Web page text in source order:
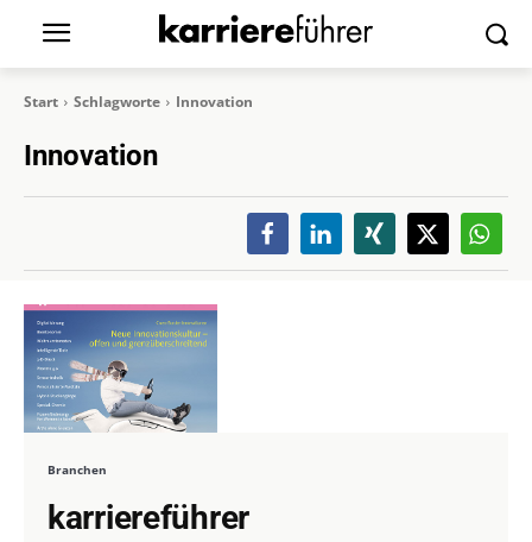
Start Schlagworte Innovation
Innovation
Branchen
karriereführer